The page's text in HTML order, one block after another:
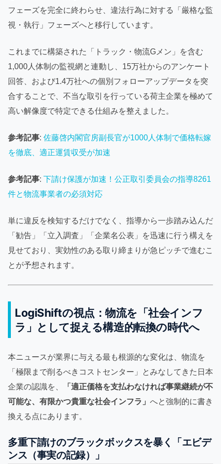
フェーズを完全に終わらせ、違法行為に対する「厳格な監
視・執行」フェーズへと移行しています。
これまでに構築された「トラック・物流Gメン」を含む
1,000人体制の監視網と連動し、15万社からのアンケート
回答、および1.4万社への個別フォローアップデータを突
合することで、不当な取引を行っている荷主企業を極めて
高い解像度で特定できる仕組みを整えました。
参考記事: 佐藤啓内閣官房副長官が1000人体制で価格転嫁
を徹底、適正運賃収受が加速
参考記事: 下請け保護が加速！公正取引委員会の指導8261
件と物流事業者の必須対応
単に違反を検知するだけでなく、指導から一歩踏み込んだ
「勧告」「立入調査」「企業名公表」を迅速に行う構えを
見せており、実効性のある取り締まりが急ピッチで進むこ
とが予想されます。
LogiShiftの視点：物流を「社会インフ
ラ」として捉える構造的転換の時代へ
本ニュースが業界に与える最も根源的な変化は、物流を
「極限まで削るべきコストセンター」とみなしてきた日本
企業の認識を、
「適正価格を支払わなければ事業継続が不
可能な、有限かつ貴重な社会インフラ」 へと強制的に書き
換える点にあります。
多重下請けのブラックボックスを暴く「エビデ
ンス（事実の記録）」